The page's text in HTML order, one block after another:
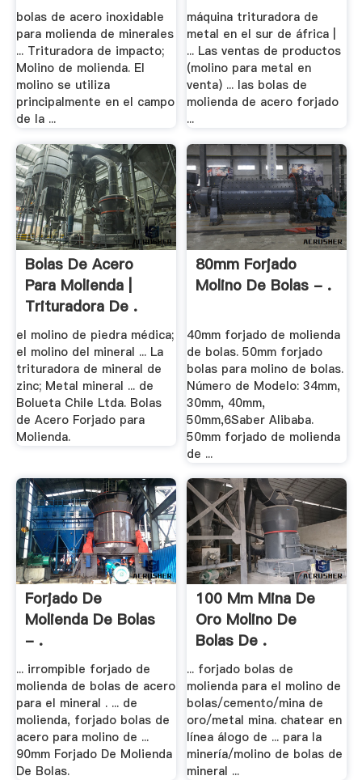
bolas de acero inoxidable
para molienda de minerales
... Trituradora de impacto;
Molino de molienda. El
molino se utiliza
principalmente en el campo
de la ...
máquina trituradora de
metal en el sur de áfrica |
... Las ventas de productos
(molino para metal en
venta) ... las bolas de
molienda de acero forjado
...
Bolas De Acero
Para Molienda |
Trituradora De .
el molino de piedra médica;
el molino del mineral ... La
trituradora de mineral de
zinc; Metal mineral ... de
Bolueta Chile Ltda. Bolas
de Acero Forjado para
Molienda.
80mm Forjado
Molino De Bolas - .
40mm forjado de molienda
de bolas. 50mm forjado
bolas para molino de bolas.
Número de Modelo: 34mm,
30mm, 40mm,
50mm,6Saber Alibaba.
50mm forjado de molienda
de ...
Forjado De
Molienda De Bolas
- .
... irrompible forjado de
molienda de bolas de acero
para el mineral . ... de
molienda, forjado bolas de
acero para molino de ...
90mm Forjado De Molienda
De Bolas.
100 Mm Mina De
Oro Molino De
Bolas De .
... forjado bolas de
molienda para el molino de
bolas/cemento/mina de
oro/metal mina. chatear en
línea álogo de ... para la
minería/molino de bolas de
mineral ...